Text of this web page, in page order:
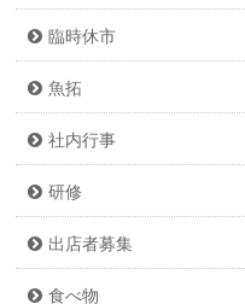
臨時休市
魚拓
社内行事
研修
出店者募集
食べ物